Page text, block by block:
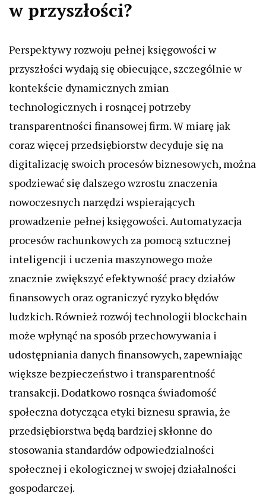
w przyszłości?
Perspektywy rozwoju pełnej księgowości w
przyszłości wydają się obiecujące, szczególnie w
kontekście dynamicznych zmian
technologicznych i rosnącej potrzeby
transparentności finansowej firm. W miarę jak
coraz więcej przedsiębiorstw decyduje się na
digitalizację swoich procesów biznesowych, można
spodziewać się dalszego wzrostu znaczenia
nowoczesnych narzędzi wspierających
prowadzenie pełnej księgowości. Automatyzacja
procesów rachunkowych za pomocą sztucznej
inteligencji i uczenia maszynowego może
znacznie zwiększyć efektywność pracy działów
finansowych oraz ograniczyć ryzyko błędów
ludzkich. Również rozwój technologii blockchain
może wpłynąć na sposób przechowywania i
udostępniania danych finansowych, zapewniając
większe bezpieczeństwo i transparentność
transakcji. Dodatkowo rosnąca świadomość
społeczna dotycząca etyki biznesu sprawia, że
przedsiębiorstwa będą bardziej skłonne do
stosowania standardów odpowiedzialności
społecznej i ekologicznej w swojej działalności
gospodarczej.